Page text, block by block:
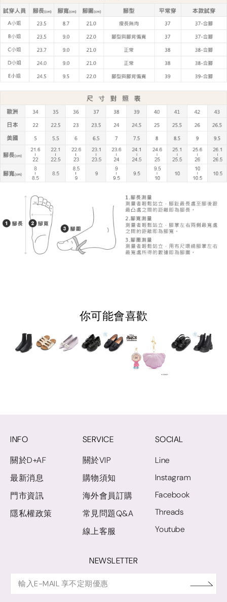
你可能會喜歡
INFO
關於D+AF
最新消息
門市資訊
隱私權政策
SERVICE
關於VIP
購物須知
海外會員訂購
常見問題Q&A
線上客服
SOCIAL
Line
Instagram
Facebook
Threads
Youtube
NEWSLETTER